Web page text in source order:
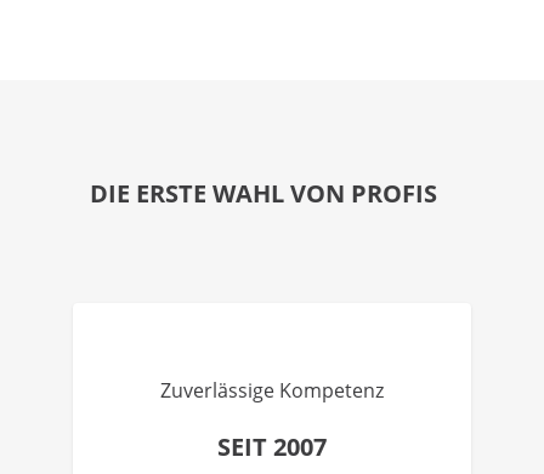
DIE ERSTE WAHL VON PROFIS
Zuverlässige Kompetenz
SEIT 2007